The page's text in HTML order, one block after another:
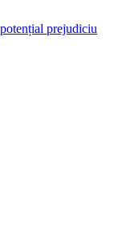
prejudiciu